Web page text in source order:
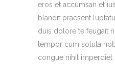
eros et accumsan et
blandit praesent
duis dolore te feugait
tempor cum soluta
congue nihil